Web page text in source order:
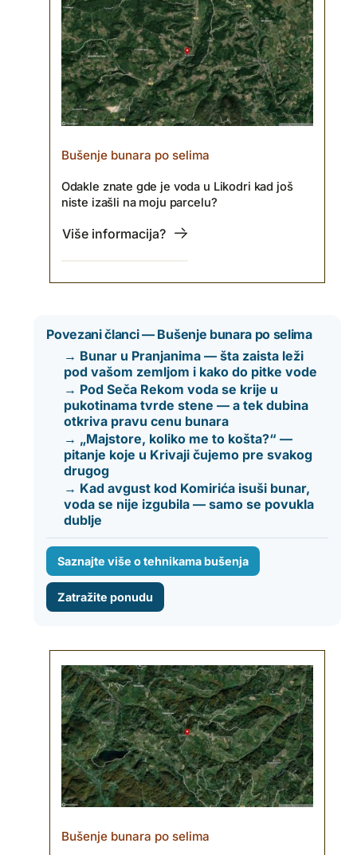
Bušenje bunara po selima
Odakle znate gde je voda u Likodri kad još
niste izašli na moju parcelu?
Više informacija?
Povezani članci — Bušenje bunara po selima
→ Bunar u Pranjanima — šta zaista leži
pod vašom zemljom i kako do pitke vode
→ Pod Seča Rekom voda se krije u
pukotinama tvrde stene — a tek dubina
otkriva pravu cenu bunara
→ „Majstore, koliko me to košta?“ —
pitanje koje u Krivaji čujemo pre svakog
drugog
→ Kad avgust kod Komirića isuši bunar,
voda se nije izgubila — samo se povukla
dublje
Saznajte više o tehnikama bušenja
Zatražite ponudu
Bušenje bunara po selima